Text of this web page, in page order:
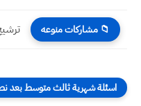
📁 مشاركات منوعه
اسئلة شهرية ثالث متوسط بعد